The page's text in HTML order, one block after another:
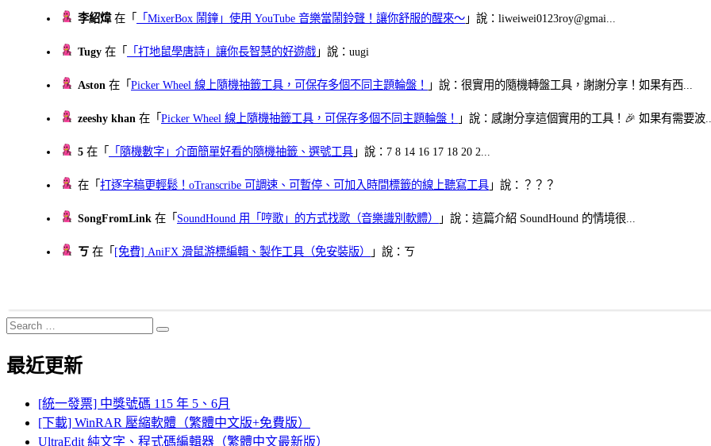
李紹煒在「 「MixerBox 鬧鐘」使用 YouTube 音樂當鬧鈴聲！讓你舒服的醒來～ 」說：liweiwei0123roy@gmai...
Tugy 在「 「打地鼠學唐詩」讓你長智慧的好遊戲 」說：uugi
Aston 在「Picker Wheel 線上隨機抽籤工具，可保存多個不同主題輪盤！ 」說：很實用的隨機轉盤工具，謝謝分享！如果有西...
zeeshy khan 在「Picker Wheel 線上隨機抽籤工具，可保存多個不同主題輪盤！ 」說：感謝分享這個實用的工具！🎉 如果有需要波
5 在「 「隨機數字」介面簡單好看的隨機抽籤、選號工具 」說：7 8 14 16 17 18 20 2...
在「打逐字稿更輕鬆！oTranscribe 可調速、可暫停、可加入時間標籤的線上聽寫工具 」說：？？？
SongFromLink 在「 SoundHound 用「哼歌」的方式找歌（音樂識別軟體） 」說：這篇介紹 SoundHound 的情境很...
ㄎ 在「 [免費] AniFX 滑鼠游標編輯、製作工具（免安裝版） 」說：ㄎ
Search
for:
Search
最近更新
[統一發票] 中獎號碼 115 年 5、6月
[下載] WinRAR 壓縮軟體（繁體中文版+免費版）
UltraEdit 純文字、程式碼編輯器（繁體中文最新版）